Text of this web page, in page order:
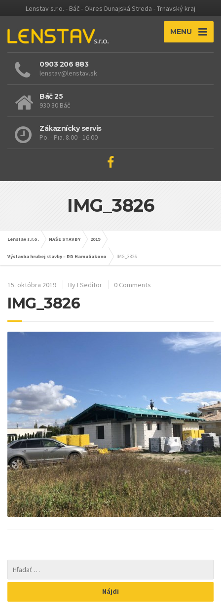
Lenstav s.r.o. - Báč - Okres Dunajská Streda - Trnavský kraj
MENU
0903 206 883
lenstav@lenstav.sk
Báč 25
930 30 Báč
Zákaznícky servis
Po. - Pia. 8.00 - 16.00
IMG_3826
Lenstav s.r.o. NAŠE STAVBY 2019
Výstavba hrubej stavby – RD Hamuliakovo IMG_3826
15. októbra 2019 By LSeditor 0 Comments
IMG_3826